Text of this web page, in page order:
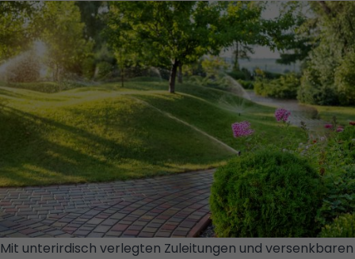
Mit unterirdisch verlegten Zuleitungen und versenkbaren